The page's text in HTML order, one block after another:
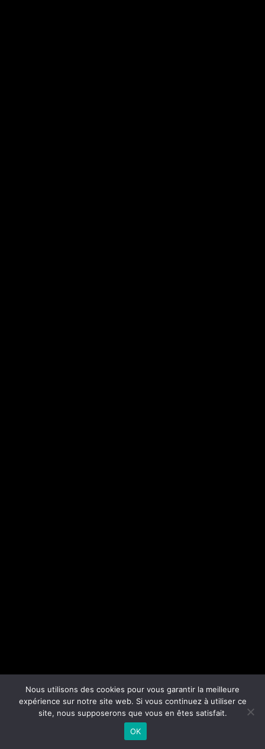
Nous utilisons des cookies pour vous garantir la meilleure
expérience sur notre site web. Si vous continuez à utiliser ce
site, nous supposerons que vous en êtes satisfait.
OK